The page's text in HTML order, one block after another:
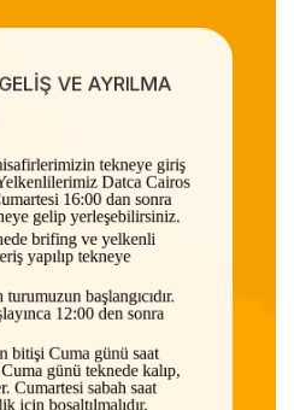
VE AYRILMA
tekneye giriş
Datca Cairos
16:00 dan sonra
gelip yerleşebilirsiniz.
brifing ve yelkenli
yapılıp tekneye
başlangıcıdır.
12:00 den sonra
bitişi Cuma günü saat
günü teknede kalıp,
Cumartesi sabah saat